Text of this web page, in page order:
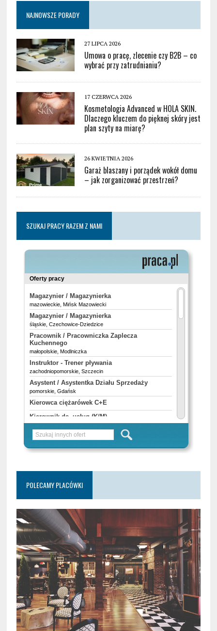
NAJNOWSZE PORADY
27 LIPCA 2026
Umowa o pracę, zlecenie czy B2B – co
wybrać przy zatrudnianiu?
17 CZERWCA 2026
Kosmetologia Advanced w HOLA SKIN.
Dlaczego kluczem do pięknej skóry jest
plan szyty na miarę?
26 KWIETNIA 2026
Garaż blaszany i porządek wokół domu
– jak zorganizować przestrzeń?
SZUKAJ PRACY RAZEM Z NAMI
POLECAMY PLACÓWKI